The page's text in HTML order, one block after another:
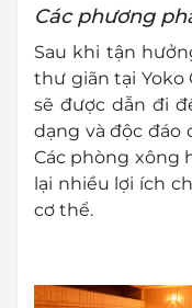
Các phương
Sau khi tận
thư giãn tại Yoko
sẽ được dẫn đi
dạng và độc đáo
Các phòng xông
lại nhiều lợi ích
cơ thể.